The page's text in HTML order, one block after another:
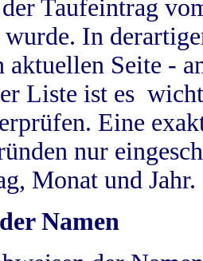
der Taufeintrag
In
aktuellen Seite -
Liste ist es
Eine
nur
Monat und Jahr.
Namen